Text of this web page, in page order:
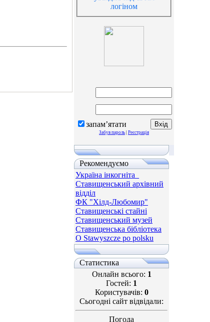
логіном
запам’ятати
Забув пароль Реєстрація
Рекомендуємо
Україна інкогніта_
Ставищенський архівний
відділ
ФК "Хілд-Любомир"
Ставищенські стайні
Ставищенський музей
Ставищенська бібліотека
O Stawyszcze po polsku
Статистика
Онлайн всього: 1
Гостей: 1
Користувачів: 0
Сьогодні сайт відвідали:
Погода